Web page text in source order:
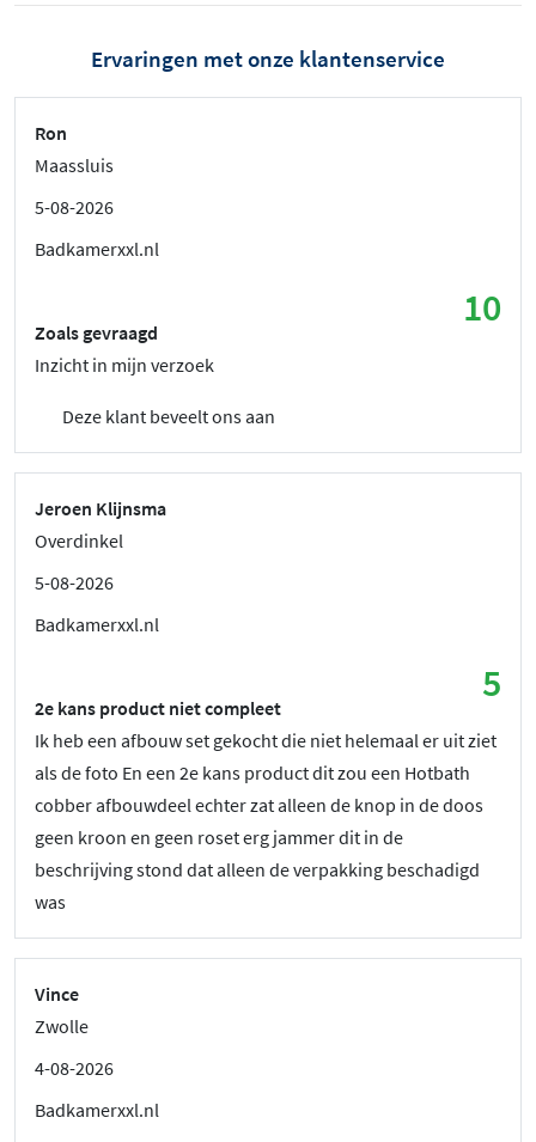
Ervaringen met onze klantenservice
Ron
Maassluis
5-08-2026
Badkamerxxl.nl
10
Zoals gevraagd
Inzicht in mijn verzoek
Deze klant beveelt ons aan
Jeroen Klijnsma
Overdinkel
5-08-2026
Badkamerxxl.nl
5
2e kans product niet compleet
Ik heb een afbouw set gekocht die niet helemaal er uit ziet
als de foto En een 2e kans product dit zou een Hotbath
cobber afbouwdeel echter zat alleen de knop in de doos
geen kroon en geen roset erg jammer dit in de
beschrijving stond dat alleen de verpakking beschadigd
was
Vince
Zwolle
4-08-2026
Badkamerxxl.nl